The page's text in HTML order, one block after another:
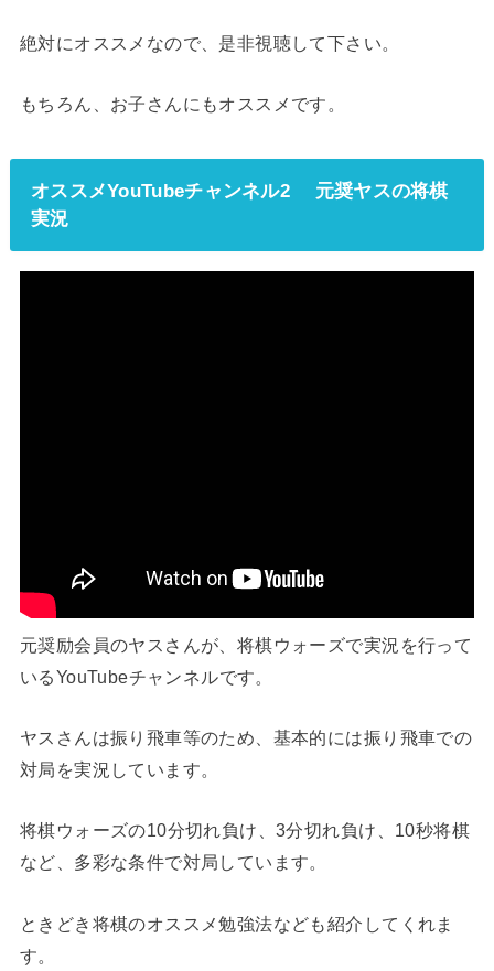
絶対にオススメなので、是非視聴して下さい。
もちろん、お子さんにもオススメです。
オススメYouTubeチャンネル2 元奨ヤスの将棋
実況
元奨励会員のヤスさんが、将棋ウォーズで実況を行って
いるYouTubeチャンネルです。
ヤスさんは振り飛車等のため、基本的には振り飛車での
対局を実況しています。
将棋ウォーズの10分切れ負け、3分切れ負け、10秒将棋
など、多彩な条件で対局しています。
ときどき将棋のオススメ勉強法なども紹介してくれま
す。